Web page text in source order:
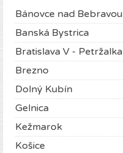
Bánovce nad Bebravou
Banská Bystrica
Bratislava V - Petržalka
Brezno
Dolný Kubín
Gelnica
Kežmarok
Košice